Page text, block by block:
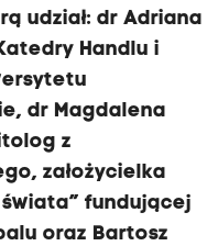
udział: dr Adriana
Handlu i
dr Magdalena
z
założycielka
świata” fundującej
oraz Bartosz